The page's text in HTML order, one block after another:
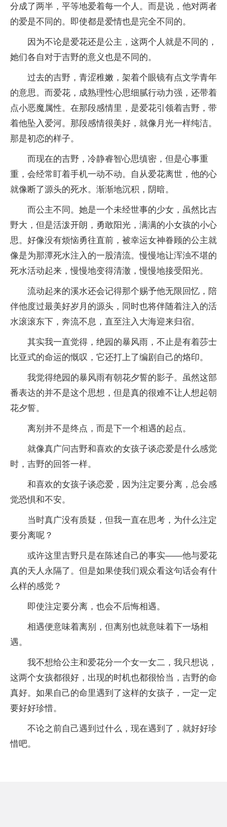
分成了两半，平等地爱着每一个人。而是说，他对两者
的爱是不同的。即使都是爱情也是完全不同的。
因为不论是爱花还是公主，这两个人就是不同的，
她们各自对于吉野的意义也是不同的。
过去的吉野，青涩稚嫩，架着个眼镜有点文学青年
的意思。而爱花，成熟理性心思细腻行动力强，还带着
点小恶魔属性。在那段感情里，是爱花引领着吉野，带
着他坠入爱河。那段感情很美好，就像月光一样纯洁。
那是初恋的样子。
而现在的吉野，冷静睿智心思缜密，但是心事重
重，会经常盯着手机一动不动。自从爱花离世，他的心
就像断了源头的死水。渐渐地沉积，阴暗。
而公主不同。她是一个未经世事的少女，虽然比吉
野大，但是活泼开朗，勇敢阳光，满满的小女孩的小心
思。好像没有烦恼勇往直前，被幸运女神眷顾的公主就
像是为那潭死水注入的一股清流。慢慢地让浑浊不堪的
死水活动起来，慢慢地变得清澈，慢慢地接受阳光。
流动起来的溪水还会记得那个赐予他无限回忆，陪
伴他度过最美好岁月的源头，同时也将伴随着注入的活
水滚滚东下，奔流不息，直至注入大海迎来归宿。
其实我一直觉得，绝园的暴风雨，不止是有着莎士
比亚式的命运的慨叹，它还打上了编剧自己的烙印。
我觉得绝园的暴风雨有朝花夕誓的影子。虽然这部
番表达的并不是这个思想，但是真的很难不让人想起朝
花夕誓。
离别并不是终点，而是下一个相遇的起点。
就像真广问吉野和喜欢的女孩子谈恋爱是什么感觉
时，吉野的回答一样。
和喜欢的女孩子谈恋爱，因为注定要分离，总会感
觉恐惧和不安。
当时真广没有质疑，但我一直在思考，为什么注定
要分离呢？
或许这里吉野只是在陈述自己的事实——他与爱花
真的天人永隔了。但是如果使我们观众看这句话会有什
么样的感觉？
即使注定要分离，也会不后悔相遇。
相遇便意味着离别，但离别也就意味着下一场相
遇。
我不想给公主和爱花分一个女一女二，我只想说，
这两个女孩都很好，出现的时机也都很恰当，吉野的命
真好。如果自己的命里遇到了这样的女孩子，一定一定
要好好珍惜。
不论之前自己遇到过什么，现在遇到了，就好好珍
惜吧。